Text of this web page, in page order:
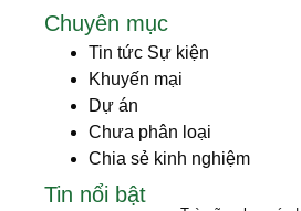
Chuyên mục
Tin tức Sự kiện
Khuyến mại
Dự án
Chưa phân loại
Chia sẻ kinh nghiệm
Tin nổi bật